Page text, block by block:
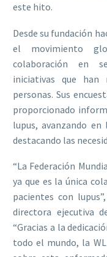
este hito.
Desde su fundación
el movimiento
colaboración en
iniciativas que
personas. Sus
proporcionado
lupus, avanzando
destacando las
“La Federación
ya que es la única
pacientes con
directora ejecutiva
“Gracias a la
todo el mundo, la